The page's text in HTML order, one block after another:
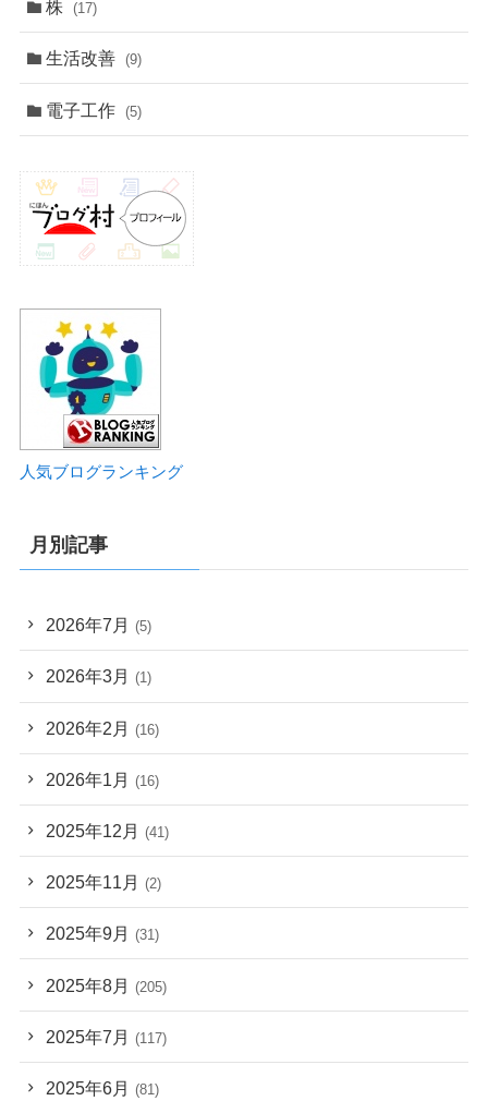
株 (17)
生活改善 (9)
電子工作 (5)
人気ブログランキング
月別記事
2026年7月 (5)
2026年3月 (1)
2026年2月 (16)
2026年1月 (16)
2025年12月 (41)
2025年11月 (2)
2025年9月 (31)
2025年8月 (205)
2025年7月 (117)
2025年6月 (81)